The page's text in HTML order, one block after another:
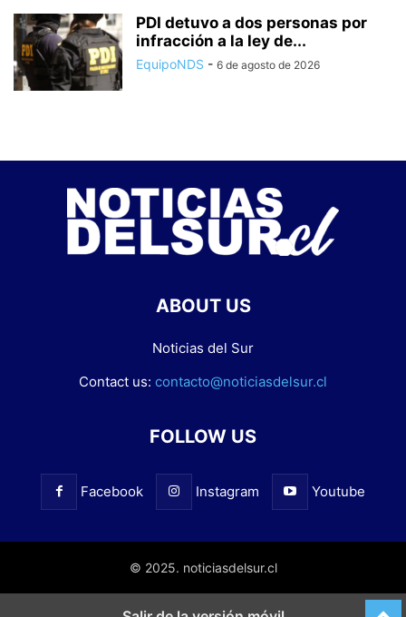
PDI detuvo a dos personas por
infracción a la ley de...
EquipoNDS - 6 de agosto de 2026
ABOUT US
Noticias del Sur
Contact us: contacto@noticiasdelsur.cl
FOLLOW US
Facebook Instagram Youtube
© 2025. noticiasdelsur.cl